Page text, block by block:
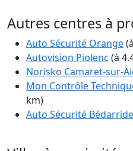
Autres centres à
Auto Sécurité Orange
Autovision Piolenc (à
Norisko Camaret-sur-
Mon Contrôle
km)
Auto Sécurité